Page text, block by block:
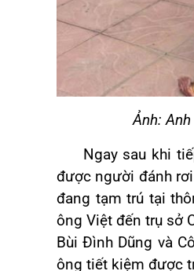
Ảnh:
Ngay sau khi tiếp
được người đánh rơi
đang tạm trú tại
ông Việt đến trụ sở
Bùi Đình Dũng và
ông tiết kiệm được